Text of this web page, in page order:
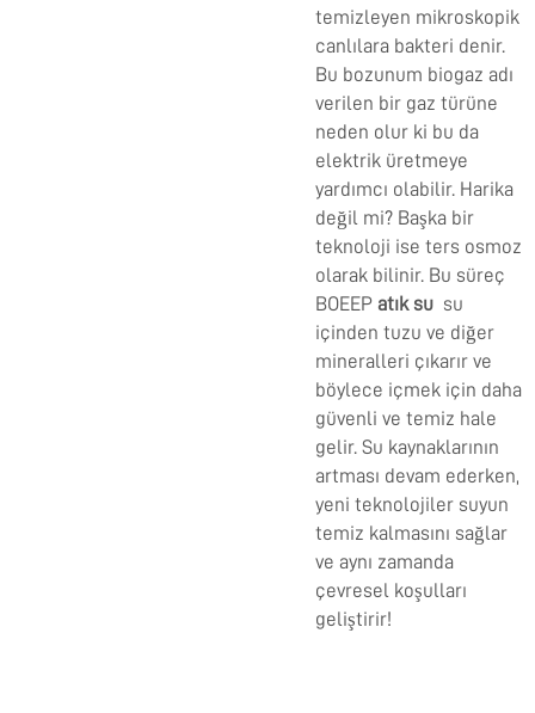
temizleyen mikroskopik
canlılara bakteri denir.
Bu bozunum biogaz adı
verilen bir gaz türüne
neden olur ki bu da
elektrik üretmeye
yardımcı olabilir. Harika
değil mi? Başka bir
teknoloji ise ters osmoz
olarak bilinir. Bu süreç
BOEEP atık su su
içinden tuzu ve diğer
mineralleri çıkarır ve
böylece içmek için daha
güvenli ve temiz hale
gelir. Su kaynaklarının
artması devam ederken,
yeni teknolojiler suyun
temiz kalmasını sağlar
ve aynı zamanda
çevresel koşulları
geliştirir!